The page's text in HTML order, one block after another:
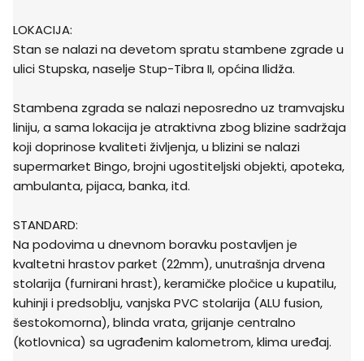
LOKACIJA:
Stan se nalazi na devetom spratu stambene zgrade u
ulici Stupska, naselje Stup-Tibra II, općina Ilidža.
Stambena zgrada se nalazi neposredno uz tramvajsku
liniju, a sama lokacija je atraktivna zbog blizine sadržaja
koji doprinose kvaliteti življenja, u blizini se nalazi
supermarket Bingo, brojni ugostiteljski objekti, apoteka,
ambulanta, pijaca, banka, itd.
STANDARD:
Na podovima u dnevnom boravku postavljen je
kvaltetni hrastov parket (22mm), unutrašnja drvena
stolarija (furnirani hrast), keramičke pločice u kupatilu,
kuhinji i predsoblju, vanjska PVC stolarija (ALU fusion,
šestokomorna), blinda vrata, grijanje centralno
(kotlovnica) sa ugrađenim kalometrom, klima uređaj.